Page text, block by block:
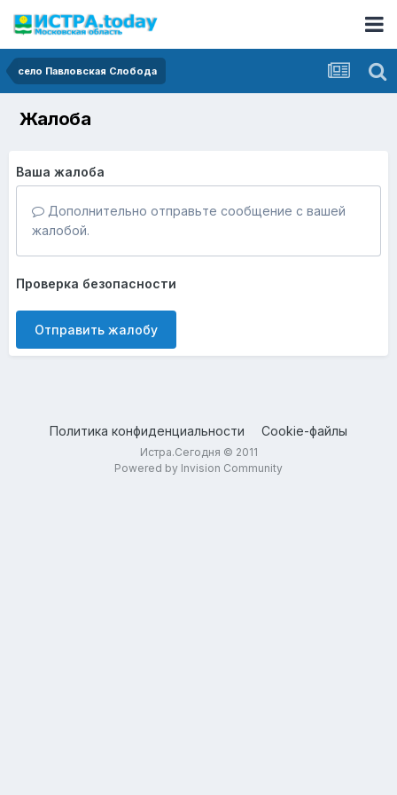
село Павловская Слобода
Жалоба
Ваша жалоба
Дополнительно отправьте сообщение с вашей
жалобой.
Проверка безопасности
Отправить жалобу
Политика конфиденциальности Cookie-файлы
Истра.Сегодня © 2011
Powered by Invision Community